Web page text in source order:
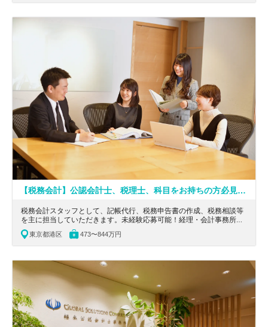
【税務会計】公認会計士、税理士、科目をお持ちの方必見！フレックス導入／外資クライアントが90％以上／投資ファンドや金融機関をメインにし、関連分野のスキルが高まる会計事務所
税務会計スタッフとして、記帳代行、税務申告書の作成、税務相談等
を主に担当していただきます。未経験応募可能！経理・会計事務所経
験のある人活躍！整った教育制度で税務・会計のキャリアを築けま
す。東京都港区 473〜844万円